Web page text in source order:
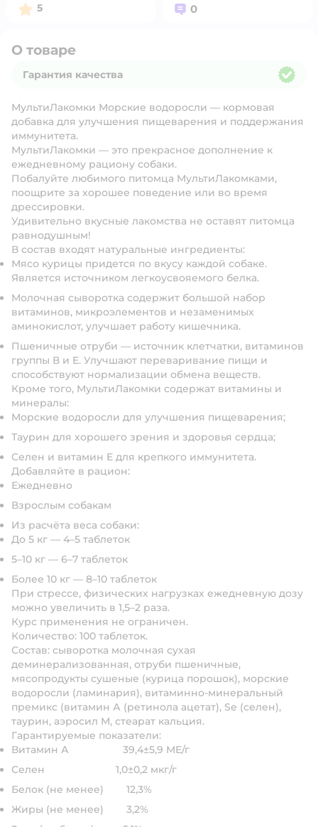
Рейтинг:
5 Вопросов:
0
О товаре
Гарантия качества
МультиЛакомки Морские водоросли — кормовая
добавка для улучшения пищеварения и поддержания
иммунитета.
МультиЛакомки — это прекрасное дополнение к
ежедневному рациону собаки.
Побалуйте любимого питомца МультиЛакомками,
поощрите за хорошее поведение или во время
дрессировки.
Удивительно вкусные лакомства не оставят питомца
равнодушным!
В состав входят натуральные ингредиенты:
Мясо курицы придется по вкусу каждой собаке.
Является источником легкоусвояемого белка.
Молочная сыворотка содержит большой набор
витаминов, микроэлементов и незаменимых
аминокислот, улучшает работу кишечника.
Пшеничные отруби — источник клетчатки, витаминов
группы В и Е. Улучшают переваривание пищи и
способствуют нормализации обмена веществ.
Кроме того, МультиЛакомки содержат витамины и
минералы:
Морские водоросли для улучшения пищеварения;
Таурин для хорошего зрения и здоровья сердца;
Селен и витамин Е для крепкого иммунитета.
Добавляйте в рацион:
Ежедневно
Взрослым собакам
Из расчёта веса собаки:
До 5 кг — 4–5 таблеток
5–10 кг — 6–7 таблеток
Более 10 кг — 8–10 таблеток
При стрессе, физических нагрузках ежедневную дозу
можно увеличить в 1,5–2 раза.
Курс применения не ограничен.
Количество: 100 таблеток.
Состав: сыворотка молочная сухая
деминерализованная, отруби пшеничные,
мясопродукты сушеные (курица порошок), морские
водоросли (ламинария), витаминно-минеральный
премикс (витамин А (ретинола ацетат), Se (селен),
таурин, аэросил М, стеарат кальция.
Гарантируемые показатели:
Витамин А 39,4±5,9 МЕ/г
Селен 1,0±0,2 мкг/г
Белок (не менее) 12,3%
Жиры (не менее) 3,2%